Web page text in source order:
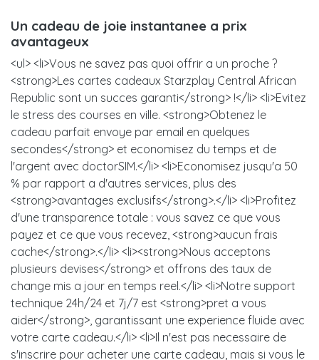
Un cadeau de joie instantanee a prix
avantageux
<ul> <li>Vous ne savez pas quoi offrir a un proche ?
<strong>Les cartes cadeaux Starzplay Central African
Republic sont un succes garanti</strong> !</li> <li>Evitez
le stress des courses en ville. <strong>Obtenez le
cadeau parfait envoye par email en quelques
secondes</strong> et economisez du temps et de
l'argent avec doctorSIM.</li> <li>Economisez jusqu'a 50
% par rapport a d'autres services, plus des
<strong>avantages exclusifs</strong>.</li> <li>Profitez
d'une transparence totale : vous savez ce que vous
payez et ce que vous recevez, <strong>aucun frais
cache</strong>.</li> <li><strong>Nous acceptons
plusieurs devises</strong> et offrons des taux de
change mis a jour en temps reel.</li> <li>Notre support
technique 24h/24 et 7j/7 est <strong>pret a vous
aider</strong>, garantissant une experience fluide avec
votre carte cadeau.</li> <li>Il n'est pas necessaire de
s'inscrire pour acheter une carte cadeau, mais si vous le